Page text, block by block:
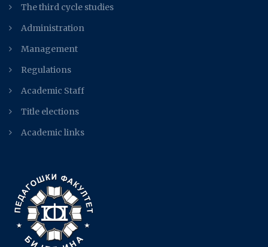
The third cycle studies
Administration
Management
Regulations
Academic Staff
Title elections
Academic links